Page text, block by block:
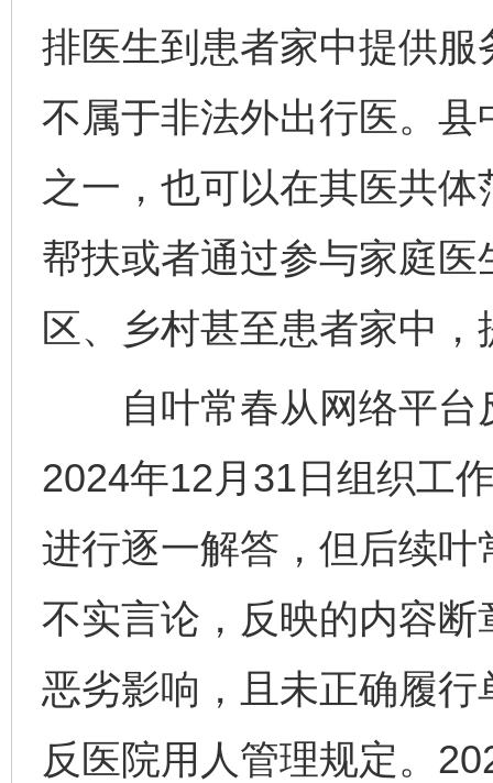
排医生到患者家中提供
不属于非法外出行医。
之一，也可以在其医共
帮扶或者通过参与家庭
区、乡村甚至患者家中
自叶常春从网络平台
2024年12月31日组织工
进行逐一解答，但后续
不实言论，反映的内容
恶劣影响，且未正确履
反医院用人管理规定。